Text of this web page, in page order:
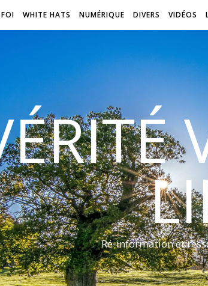
FOI WHITE HATS NUMÉRIQUE DIVERS VIDÉOS
Ré-information et